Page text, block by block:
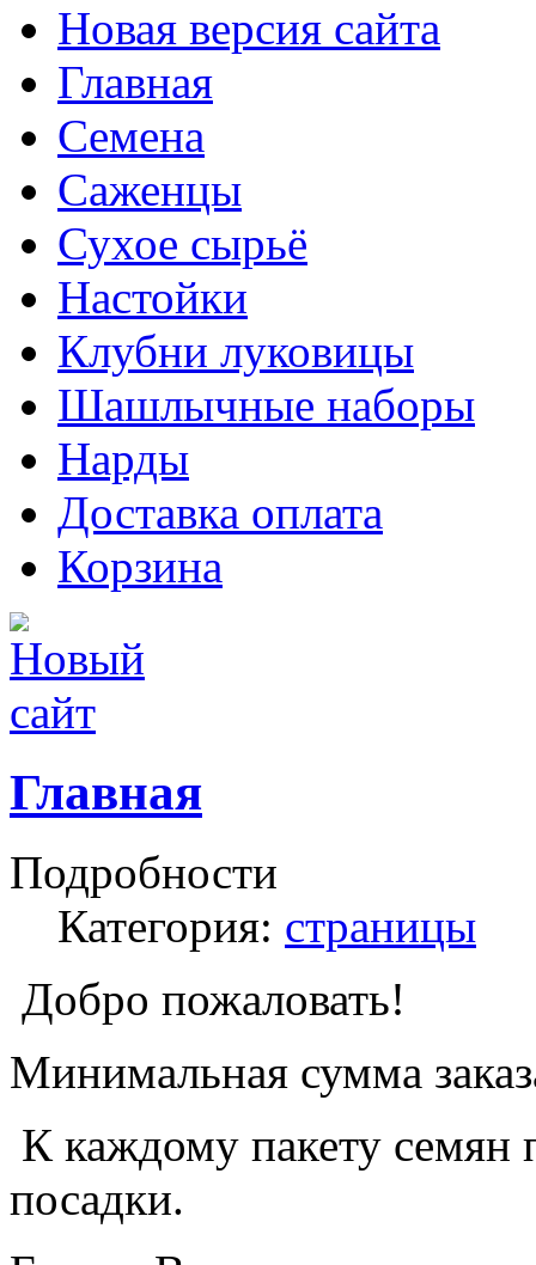
Новая версия сайта
Главная
Семена
Саженцы
Сухое сырьё
Настойки
Клубни луковицы
Шашлычные наборы
Нарды
Доставка оплата
Корзина
Главная
Подробности
Категория: страницы
Добро пожаловать!
Минимальная сумма
К каждому пакету семян
посадки.